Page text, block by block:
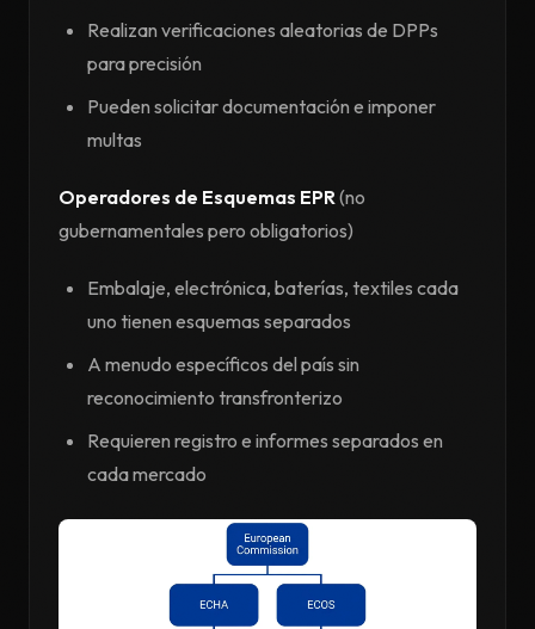
Realizan verificaciones aleatorias de DPPs
para precisión
Pueden solicitar documentación e imponer
multas
Operadores de Esquemas EPR (no
gubernamentales pero obligatorios)
Embalaje, electrónica, baterías, textiles cada
uno tienen esquemas separados
A menudo específicos del país sin
reconocimiento transfronterizo
Requieren registro e informes separados en
cada mercado